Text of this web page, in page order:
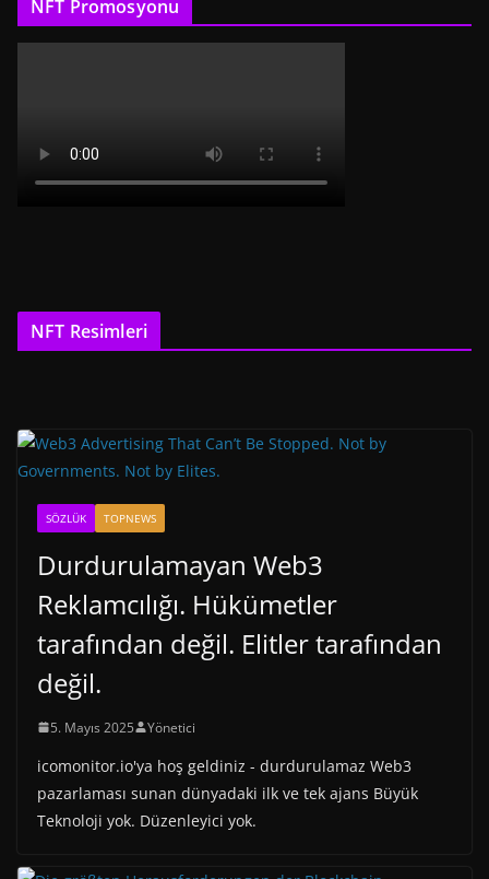
NFT Promosyonu
NFT Resimleri
SÖZLÜK TOPNEWS
Durdurulamayan Web3
Reklamcılığı. Hükümetler
tarafından değil. Elitler tarafından
değil.
5. Mayıs 2025 Yönetici
icomonitor.io'ya hoş geldiniz - durdurulamaz Web3
pazarlaması sunan dünyadaki ilk ve tek ajans Büyük
Teknoloji yok. Düzenleyici yok.